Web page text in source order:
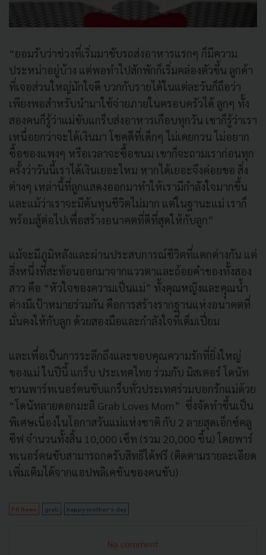
“ยอมรับว่าช่วงที่เริ่มมาขับรถส่งอาหารแรกๆ ก็มีความ
ประหม่าอยู่บ้าง แต่พอทำไปสักพักก็เริ่มคล่องตัวขึ้น ลูกค้า
ที่เจอส่วนใหญ่มักใจดี บวกกับรายได้ในแต่ละวันก็ถือว่า
เพียงพอสำหรับนำมาใช้จ่ายภายในครอบครัวได้ ลูกๆ ทั้ง
สองคนก็รู้ว่าแม่ขับแกร็บส่งอาหารเกือบทุกวัน เขาก็รู้ว่าเรา
เหนื่อยกว่าจะได้เงินมา โชคดีที่เด็กๆ ไม่เคยกวน ไม่อยาก
ซื้อของแพงๆ หรือเวลาจะซื้อขนม เขาก็จะถามเราก่อนทุก
ครั้งว่าวันนี้เราได้เงินเยอะไหม หากได้เยอะจึงค่อยขอ สิ่ง
ต่างๆ เหล่านี้ที่ลูกแสดงออกมาทำให้เรามีกำลังใจมากขึ้น
และแม้ว่าเราจะมีต้นทุนชีวิตไม่มาก แต่ในฐานะแม่ เราก็
พร้อมสู้ต่อไปเพื่อสร้างอนาคตที่ดีที่สุดให้กับลูก”
แม้จะมีภูมิหลังและผ่านประสบการณ์ชีวิตที่แตกต่างกัน แต่
สิ่งหนึ่งที่สะท้อนออกมาจากแววตาและถ้อยคำของทั้งสอง
สาว คือ “หัวใจของความเป็นแม่” ทั้งคุณหญิงและคุุณน้ำ
ต่างมีเป้าหมายร่วมกัน คือการสร้างรากฐานแห่งอนาคตที่
มั่นคงให้กับลูก ด้วยสองมือและกำลังใจที่เต็มเปี่ยม
และเพื่อเป็นการระลึกถึงและขอบคุณความรักที่ยิ่งใหญ่
ของแม่ ในปีนี้ แกร็บ ประเทศไทย ร่วมกับ มิสเตอร์ โดนัท
ชวนพาร์ทเนอร์คนขับแกร็บทั่วประเทศร่วมบอกรักแม่ด้วย
“โดนัทลายดอกมะลิ Grab Loves Mom” ซึ่งจัดทำขึ้นเป็น
พิเศษเนื่องในโอกาสวันแม่แห่งชาติ กับ 2 ลายสุดเอ็กซ์คลู
ซีฟ จำนวนทั้งสิ้น 10,000 เซ็ท (รวม 20,000 ชิ้น) โดยพาร์
ทเนอร์คนขับสามารถกดรับสิทธิได้ฟรี (ติดตามรายละเอียด
เพิ่มเติมได้จากแอปพลิเคชันของคนขับ)
PR News grab happy-mother’s-day
No comment